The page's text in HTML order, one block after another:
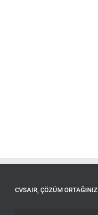
CVSAIR, ÇÖZÜM ORTAĞINIZ